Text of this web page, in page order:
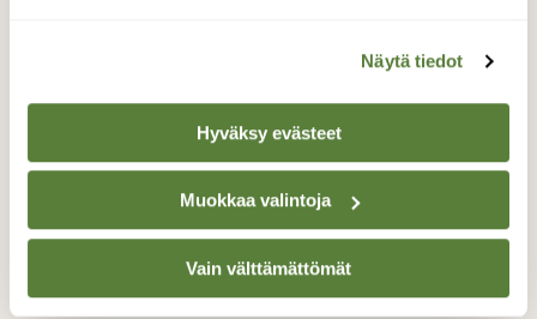
Näytä tiedot
Hyväksy evästeet
Muokkaa valintoja
Vain välttämättömät
Myllykoski29 11 2013 29. 11.2013
TAKAISIN LISTAAN